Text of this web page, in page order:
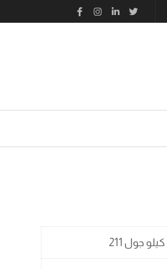
كيلو جول 211